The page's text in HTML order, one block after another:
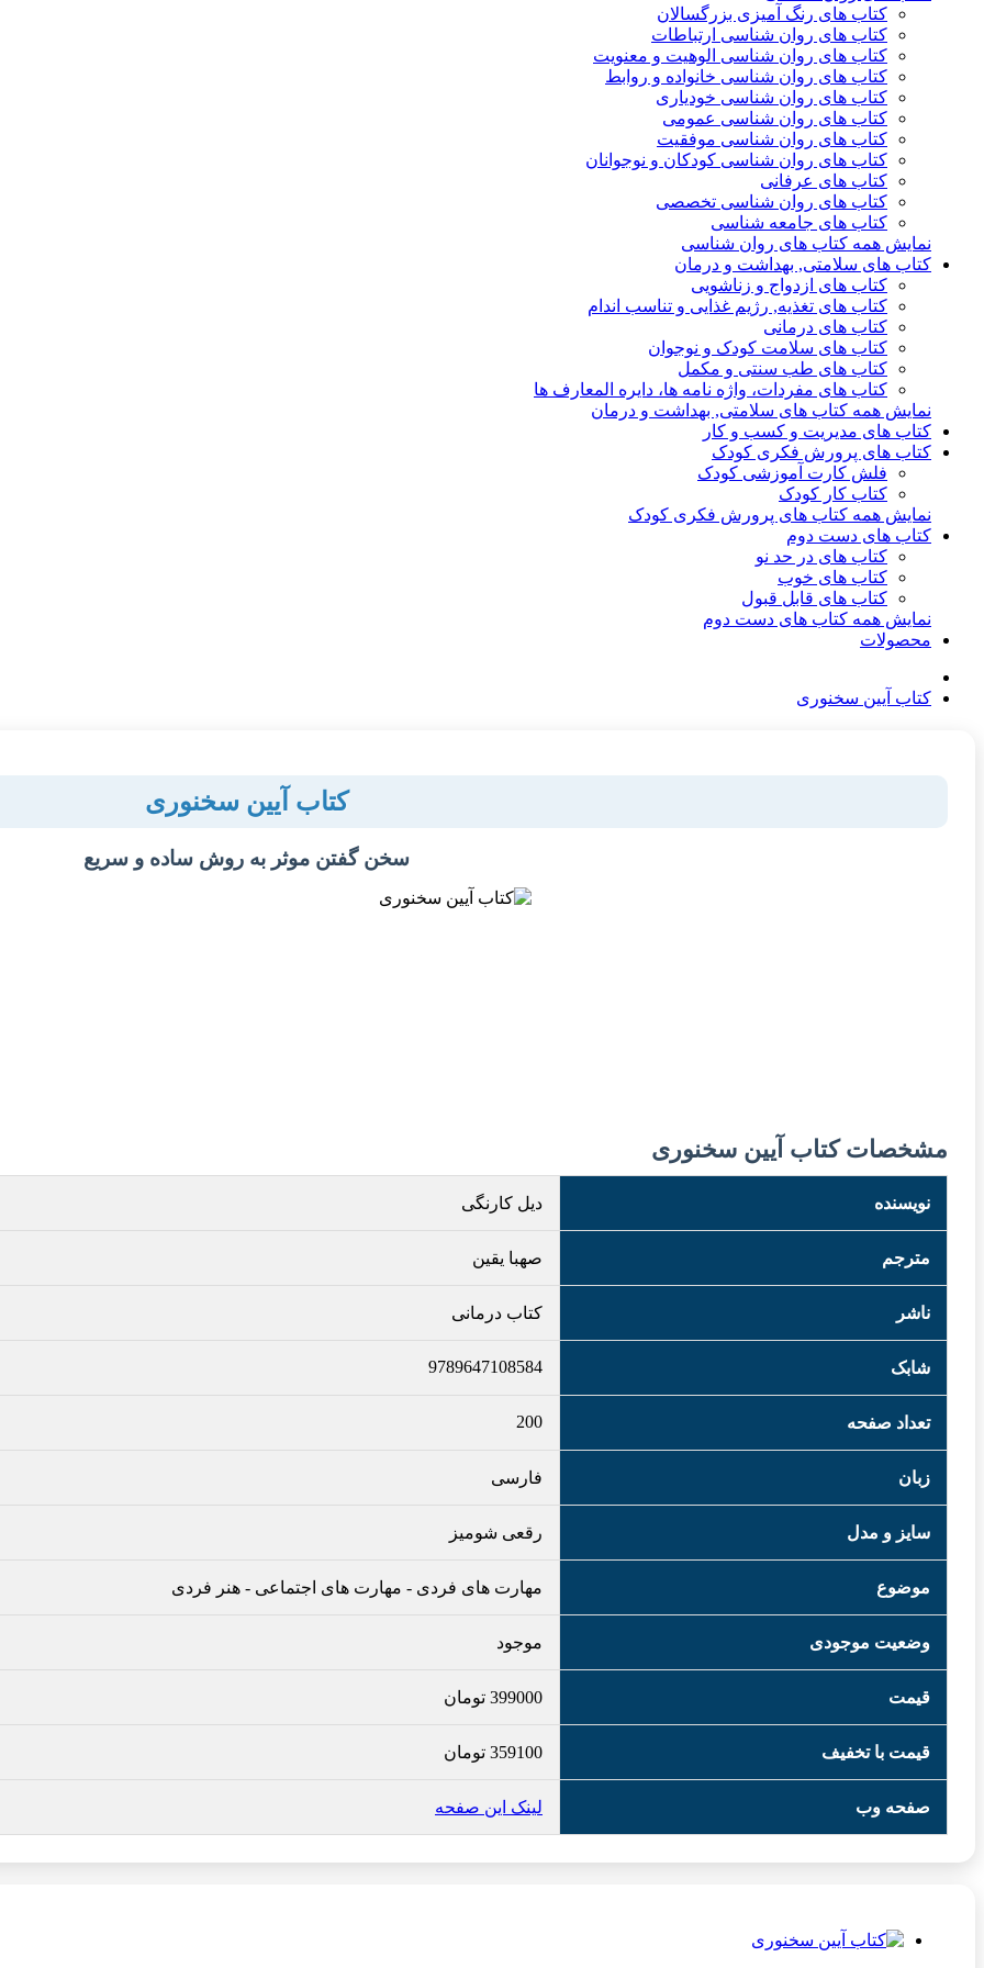
کتاب های رنگ آمیزی بزرگسالان
کتاب های روان شناسی ارتباطات
کتاب های روان شناسی الوهیت و معنویت
کتاب های روان شناسی خانواده و روابط
کتاب های روان شناسی خودیاری
کتاب های روان شناسی عمومی
کتاب های روان شناسی موفقیت
کتاب های روان شناسی کودکان و نوجوانان
کتاب های عرفانی
کتاب های روان شناسی تخصصی
کتاب های جامعه شناسی
نمایش همه کتاب های روان شناسی
کتاب های سلامتی, بهداشت و درمان
کتاب های ازدواج و زناشویی
کتاب های تغذیه, رژیم غذایی و تناسب اندام
کتاب های درمانی
کتاب های سلامت کودک و نوجوان
کتاب های طب سنتی و مکمل
کتاب های مفردات، واژه نامه ها، دایره المعارف ها
نمایش همه کتاب های سلامتی, بهداشت و درمان
کتاب های مدیریت و کسب و کار
کتاب های پرورش فکری کودک
فلش کارت آموزشی کودک
کتاب کار کودک
نمایش همه کتاب های پرورش فکری کودک
کتاب های دست دوم
کتاب های در حد نو
کتاب های خوب
کتاب های قابل قبول
نمایش همه کتاب های دست دوم
محصولات
کتاب آیین سخنوری
کتاب آیین سخنوری
سخن گفتن موثر به روش ساده و سریع
مشخصات کتاب آیین سخنوری
نویسنده دیل کارنگی
مترجم صهبا یقین
ناشر کتاب درمانی
شابک 9789647108584
تعداد صفحه 200
زبان فارسی
سایز و مدل رقعی شومیز
موضوع مهارت های فردی - مهارت های اجتماعی - هنر فردی
وضعیت موجودی موجود
قیمت 399000 تومان
قیمت با تخفیف 359100 تومان
صفحه وب لینک این صفحه